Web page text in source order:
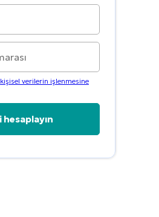
kişisel verilerin işlenmesine